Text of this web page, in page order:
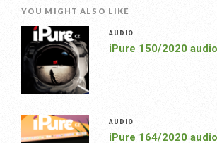
YOU MIGHT ALSO LIKE
AUDIO
iPure 150/2020
AUDIO
iPure 164/2020